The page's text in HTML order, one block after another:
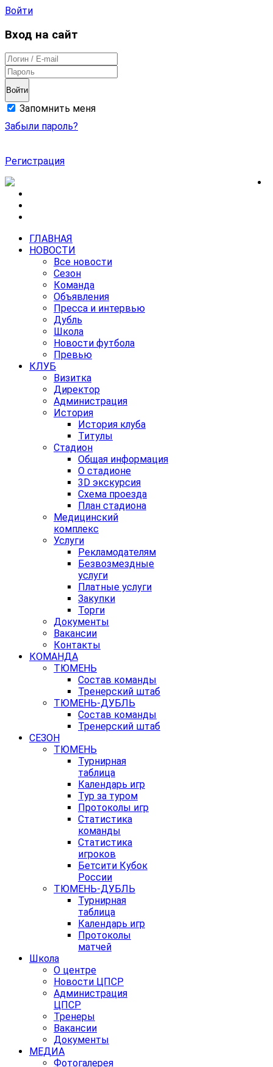
Войти
Вход на сайт
Войти
Запомнить меня
Забыли пароль?
Регистрация
ГЛАВНАЯ
НОВОСТИ
Все новости
Сезон
Команда
Объявления
Пресса и интервью
Дубль
Школа
Новости футбола
Превью
КЛУБ
Визитка
Директор
Администрация
История
История клуба
Титулы
Стадион
Общая информация
О стадионе
3D экскурсия
Схема проезда
План стадиона
Медицинский
комплекс
Услуги
Рекламодателям
Безвозмездные
услуги
Платные услуги
Закупки
Торги
Документы
Вакансии
Контакты
КОМАНДА
ТЮМЕНЬ
Состав команды
Тренерский штаб
ТЮМЕНЬ-ДУБЛЬ
Состав команды
Тренерский штаб
СЕЗОН
ТЮМЕНЬ
Турнирная
таблица
Календарь игр
Тур за туром
Протоколы игр
Статистика
команды
Статистика
игроков
Бетсити Кубок
России
ТЮМЕНЬ-ДУБЛЬ
Турнирная
таблица
Календарь игр
Протоколы
матчей
Школа
О центре
Новости ЦПСР
Администрация
ЦПСР
Тренеры
Вакансии
Документы
МЕДИА
Фотогалерея